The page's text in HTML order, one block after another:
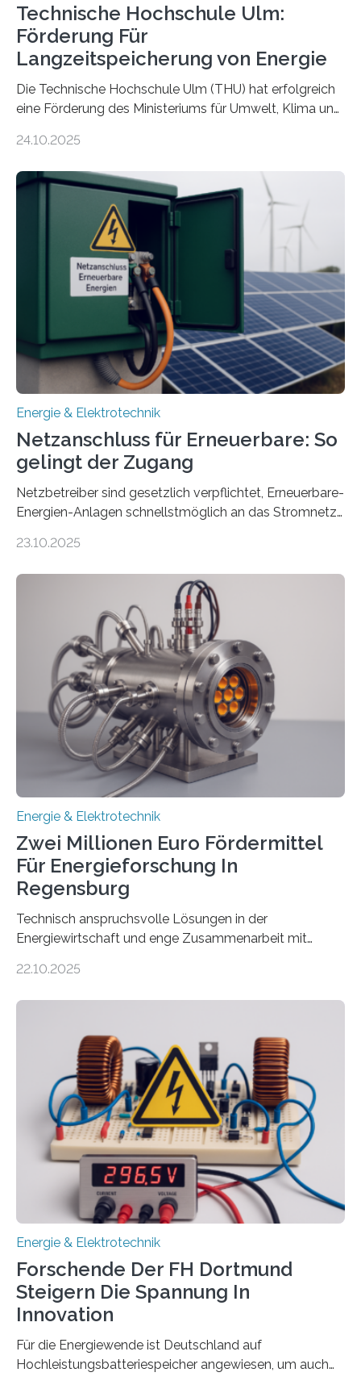
Technische Hochschule Ulm:
Förderung Für
Langzeitspeicherung von Energie
Die Technische Hochschule Ulm (THU) hat erfolgreich
eine Förderung des Ministeriums für Umwelt, Klima und
Forschungsprojekt „LAGER – Langzeitspeicherung in
Quartieren“ eingeworben. Ziel des Projekts ist die
Entwicklung, Erprobung und Demonstration von
Konzepten zur langfristigen Energiespeicherung in
sektorübergreifend vernetzten Energiesystemen. Das
Projekt startete am 15. Oktober 2025, hat eine Laufzeit
von drei Jahren und ein Gesamtvolumen von rund 2,9
Millionen Euro, wovon 2,6 Millionen Euro durch das
Ministerium für Umwelt, Klima und…
24.10.2025
Energie & Elektrotechnik
Netzanschluss für Erneuerbare: So
gelingt der Zugang
Netzbetreiber sind gesetzlich verpflichtet, Erneuerbare-
Energien-Anlagen schnellstmöglich an das Stromnetz
ermöglichen. Doch der dafür nötige Netzausbau hinkt
einem „Anschlussstau“. Die Stiftung
Umweltenergierecht hat den Rechtsrahmen in einem
neuen Bericht für die Praxis eingeordnet – inklusive der
Rolle von flexiblen Netzanschlussvereinbarungen. Der
Netzanschluss von Erneuerbare-Energien-Anlagen
(EE-Anlagen) ist entscheidend für die Energiewende.
Denn ohne Anschluss an das Netz kann kein Strom
eingespeist werden. Nach dem Erneuerbare-Energien-
Gesetz (EEG) sind Netzbetreiber…
23.10.2025
Energie & Elektrotechnik
Zwei Millionen Euro Fördermittel
Für Energieforschung In
Regensburg
Technisch anspruchsvolle Lösungen in der
Energiewirtschaft und enge Zusammenarbeit mit
neuen EU-geförderten Transfer-Projekte zu
Energietechnologien werden vom Europäischen
Sozialfonds Plus (ESF+) gefördert – mit einer
Gesamtsumme von mehr als zwei Millionen Euro.
Damit zählt die Hochschule zu den großen
Gewinnerinnen der aktuellen Förderrunde des
Bayerischen Wissenschaftsministeriums. Im
Mittelpunkt steht der direkte Wissenstransfer: Neue
wissenschaftliche Erkenntnisse sollen rasch in die
22.10.2025
Energie & Elektrotechnik
Forschende Der FH Dortmund
Steigern Die Spannung In
Innovation
Für die Energiewende ist Deutschland auf
Hochleistungsbatteriespeicher angewiesen, um auch